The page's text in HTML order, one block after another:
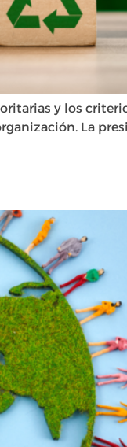
y los
La